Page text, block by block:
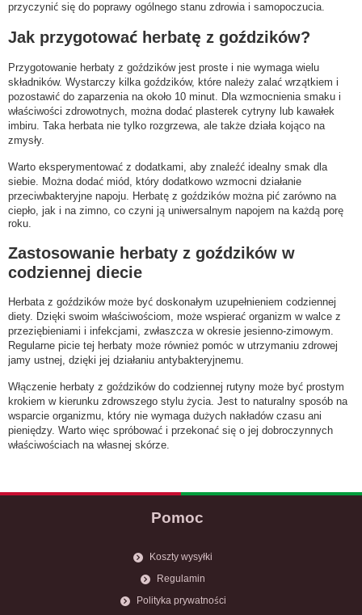
przyczynić się do poprawy ogólnego stanu zdrowia i samopoczucia.
Jak przygotować herbatę z goździków?
Przygotowanie herbaty z goździków jest proste i nie wymaga wielu
składników. Wystarczy kilka goździków, które należy zalać wrzątkiem i
pozostawić do zaparzenia na około 10 minut. Dla wzmocnienia smaku i
właściwości zdrowotnych, można dodać plasterek cytryny lub kawałek
imbiru. Taka herbata nie tylko rozgrzewa, ale także działa kojąco na
zmysły.
Warto eksperymentować z dodatkami, aby znaleźć idealny smak dla
siebie. Można dodać miód, który dodatkowo wzmocni działanie
przeciwbakteryjne napoju. Herbatę z goździków można pić zarówno na
ciepło, jak i na zimno, co czyni ją uniwersalnym napojem na każdą porę
roku.
Zastosowanie herbaty z goździków w
codziennej diecie
Herbata z goździków może być doskonałym uzupełnieniem codziennej
diety. Dzięki swoim właściwościom, może wspierać organizm w walce z
przeziębieniami i infekcjami, zwłaszcza w okresie jesienno-zimowym.
Regularne picie tej herbaty może również pomóc w utrzymaniu zdrowej
jamy ustnej, dzięki jej działaniu antybakteryjnemu.
Włączenie herbaty z goździków do codziennej rutyny może być prostym
krokiem w kierunku zdrowszego stylu życia. Jest to naturalny sposób na
wsparcie organizmu, który nie wymaga dużych nakładów czasu ani
pieniędzy. Warto więc spróbować i przekonać się o jej dobroczynnych
właściwościach na własnej skórze.
Pomoc
Koszty wysyłki
Regulamin
Polityka prywatności